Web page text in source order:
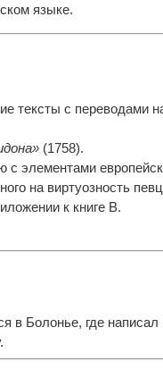
языке.
тексты с переводами
(1758).
с элементами
на виртуозность
к книге В.
в Болонье, где написал